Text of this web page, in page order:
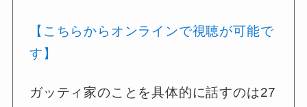
【こちらからオンラインで視聴が可能で
す】
ガッティ家のことを具体的に話すのは27